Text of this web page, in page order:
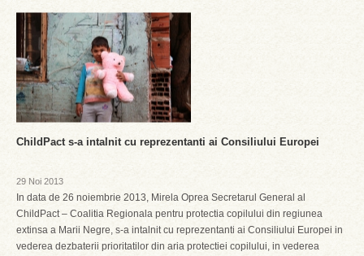
ChildPact s-a intalnit cu reprezentanti ai Consiliului Europei
29 Noi 2013
In data de 26 noiembrie 2013, Mirela Oprea Secretarul General al
ChildPact – Coalitia Regionala pentru protectia copilului din regiunea
extinsa a Marii Negre, s-a intalnit cu reprezentanti ai Consiliului Europei in
vederea dezbaterii prioritatilor din aria protectiei copilului, in vederea